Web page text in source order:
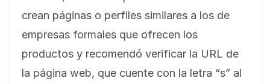
crean páginas o perfiles similares a los de
empresas formales que ofrecen los
productos y recomendó verificar la URL de
la página web, que cuente con la letra “s” al